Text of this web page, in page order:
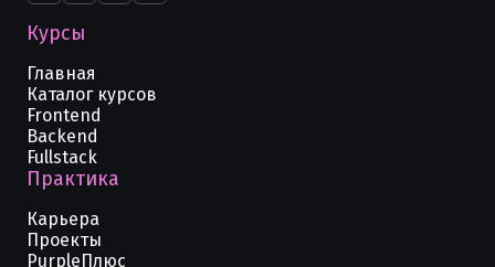
Курсы
Главная
Каталог курсов
Frontend
Backend
Fullstack
Практика
Карьера
Проекты
PurpleПлюс